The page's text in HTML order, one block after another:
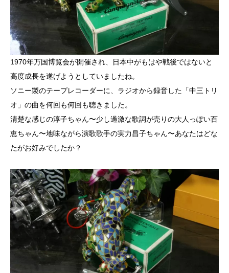
1970年万国博覧会が開催され、日本中がもはや戦後ではないと
高度成長を遂げようとしていましたね。
ソニー製のテープレコーダーに、ラジオから録音した「中三トリ
オ」の曲を何回も何回も聴きました。
清楚な感じの淳子ちゃん〜少し過激な歌詞が売りの大人っぽい百
恵ちゃん〜地味ながら演歌歌手の実力昌子ちゃん〜あなたはどな
たがお好みでしたか？